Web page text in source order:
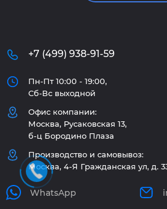
+7 (499) 938-91-59
Пн-Пт 10:00 - 19:00,
Сб-Вс выходной
Офис компании:
Москва, Русаковская 13,
б-ц Бородино Плаза
Производство и самовывоз:
Москва, 4-Я Гражданская ул, д.
WhatsApp